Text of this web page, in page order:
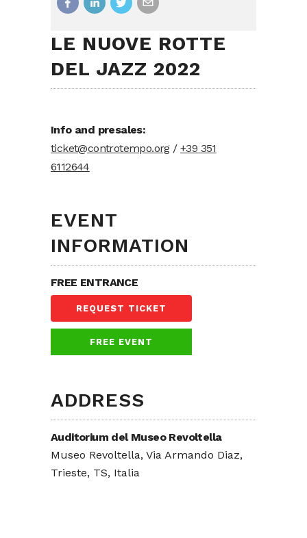
LE NUOVE ROTTE
DEL JAZZ 2022
Info and presales:
ticket@controtempo.org/+39 351
6112644
EVENT
INFORMATION
FREE ENTRANCE
REQUEST TICKET
FREE EVENT
ADDRESS
Auditorium del Museo Revoltella
Museo Revoltella, Via Armando Diaz,
Trieste, TS, Italia